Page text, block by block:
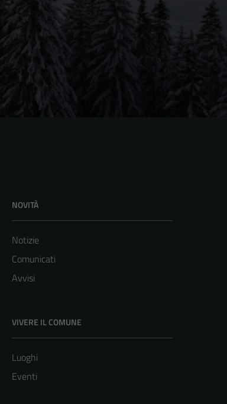
NOVITÀ
Notizie
Comunicati
Avvisi
VIVERE IL COMUNE
Luoghi
Eventi